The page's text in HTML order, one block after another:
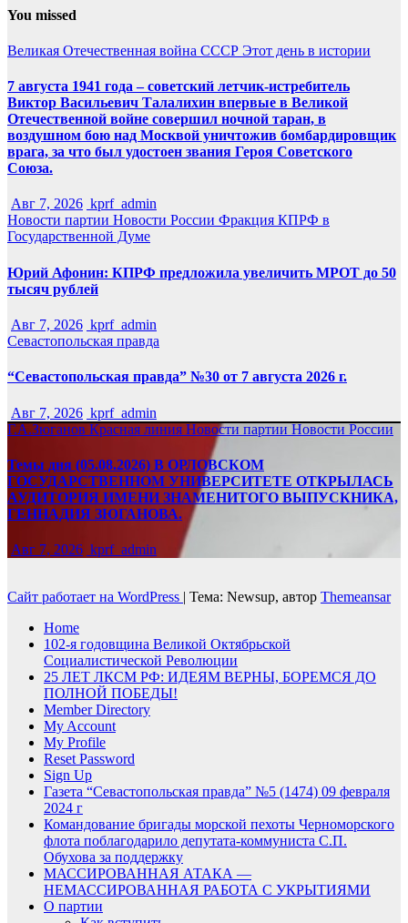
You missed
Великая Отечественная война СССР Этот день в истории
7 августа 1941 года – советский летчик-истребитель
Виктор Васильевич Талалихин впервые в Великой
Отечественной войне совершил ночной таран, в
воздушном бою над Москвой уничтожив бомбардировщик
врага, за что был удостоен звания Героя Советского
Союза.
Авг 7, 2026 kprf_admin
Новости партии Новости России Фракция КПРФ в
Государственной Думе
Юрий Афонин: КПРФ предложила увеличить МРОТ до 50
тысяч рублей
Авг 7, 2026 kprf_admin
Севастопольская правда
“Севастопольская правда” №30 от 7 августа 2026 г.
Авг 7, 2026 kprf_admin
Г.А.Зюганов Красная линия Новости партии Новости России
Темы дня (05.08.2026) В ОРЛОВСКОМ
ГОСУДАРСТВЕННОМ УНИВЕРСИТЕТЕ ОТКРЫЛАСЬ
АУДИТОРИЯ ИМЕНИ ЗНАМЕНИТОГО ВЫПУСКНИКА,
ГЕННАДИЯ ЗЮГАНОВА.
Авг 7, 2026 kprf_admin
Сайт работает на WordPress | Тема: Newsup, автор Themeansar
Home
102-я годовщина Великой Октябрьской
Социалистической Революции
25 ЛЕТ ЛКСМ РФ: ИДЕЯМ ВЕРНЫ, БОРЕМСЯ ДО
ПОЛНОЙ ПОБЕДЫ!
Member Directory
My Account
My Profile
Reset Password
Sign Up
Газета “Севастопольская правда” №5 (1474) 09 февраля
2024 г
Командование бригады морской пехоты Черноморского
флота поблагодарило депутата-коммуниста С.П.
Обухова за поддержку
МАССИРОВАННАЯ АТАКА —
НЕМАССИРОВАННАЯ РАБОТА С УКРЫТИЯМИ
О партии